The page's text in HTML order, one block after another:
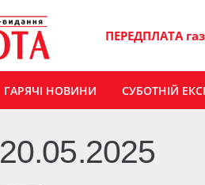
ПЕРЕДПЛАТА
ГАРЯЧІ НОВИНИ СУБОТНІЙ
20.05.2025